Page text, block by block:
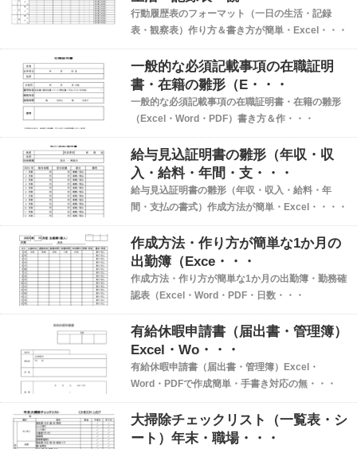
行動履歴表のフォーマット（一日の生活・記録
表・観察表）作り方＆書き方が簡単・Excel・・・
一般的な必須記載事項の在職証明
書・在籍の雛形（E・・・
一般的な必須記載事項の在職証明書・在籍の雛形
（Excel・Word・PDF）書き方＆作・・・
給与見込証明書の雛形（年収・収
入・給料・年間・支・・・
給与見込証明書の雛形（年収・収入・給料・年
間・支払の書式）作成方法が簡単・Excel・・・・
作成方法・作り方が簡単な1か月の
出勤簿（Exce・・・
作成方法・作り方が簡単な1か月の出勤簿・勤務確
認表（Excel・Word・PDF・日数・・・
有給休暇申請書（届出書・管理簿）
Excel・Wo・・・
有給休暇申請書（届出書・管理簿）Excel・
Word・PDFで作成簡単・手書き対応の無・・・
大掃除チェックリスト（一覧表・シ
ート）年末・職場・・・